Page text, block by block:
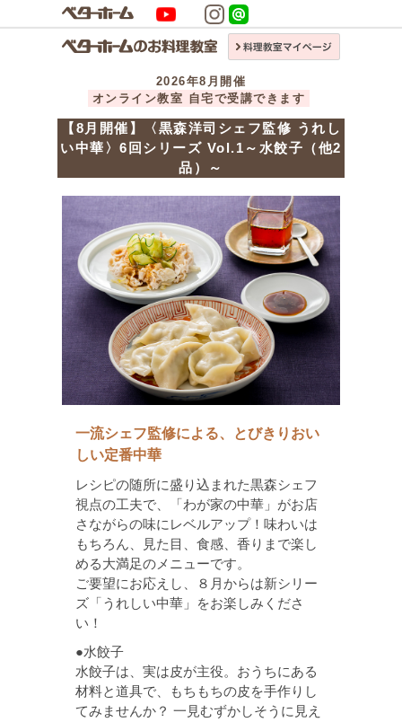
2026年8月開催
オンライン教室 自宅で受講できます
【8月開催】〈黒森洋司シェフ監修 うれし
い中華〉6回シリーズ Vol.1～水餃子（他2
品）～
一流シェフ監修による、とびきりおい
しい定番中華
レシピの随所に盛り込まれた黒森シェフ
視点の工夫で、「わが家の中華」がお店
さながらの味にレベルアップ！味わいは
もちろん、見た目、食感、香りまで楽し
める大満足のメニューです。
ご要望にお応えし、８月からは新シリー
ズ「うれしい中華」をお楽しみくださ
い！
●水餃子
水餃子は、実は皮が主役。おうちにある
材料と道具で、もちもちの皮を手作りし
てみませんか？ 一見むずかしそうに見え